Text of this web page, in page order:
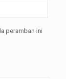
peramban ini